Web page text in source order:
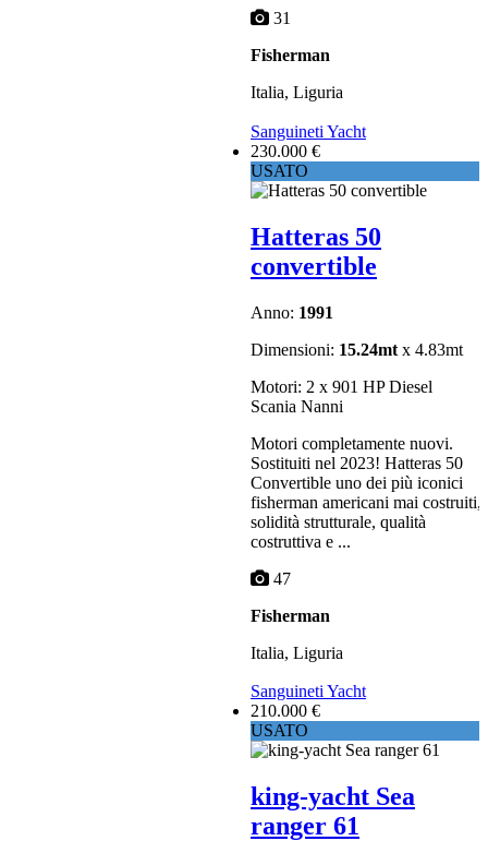
31
Fisherman
Italia, Liguria
Sanguineti Yacht
230.000 €
USATO
Hatteras 50
convertible
Anno: 1991
Dimensioni: 15.24mt x 4.83mt
Motori: 2 x 901 HP Diesel
Scania Nanni
Motori completamente nuovi.
Sostituiti nel 2023! Hatteras 50
Convertible uno dei più iconici
fisherman americani mai costruiti,
solidità strutturale, qualità
costruttiva e ...
47
Fisherman
Italia, Liguria
Sanguineti Yacht
210.000 €
USATO
king-yacht Sea
ranger 61